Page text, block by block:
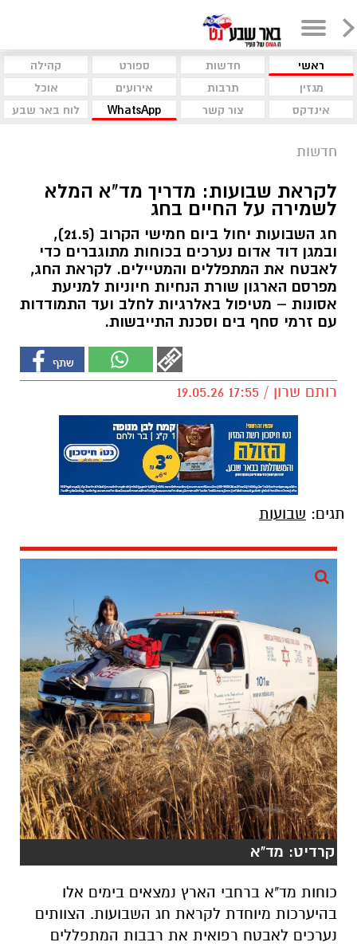
ראשי חדשות ספורט
קהילה
מגזין
תרבות אירועים
אוכל
אינדקס
צור קשר WhatsApp לוח באר שבע
חדשות
לקראת שבועות: מדריך מד"א המלא
לשמירה על החיים בחג
חג השבועות יחול ביום חמישי הקרוב (21.5),
ובמגן דוד אדום נערכים בכוחות מתוגברים כדי
לאבטח את המתפללים והמטיילים. לקראת החג,
מפרסם הארגון שורת הנחיות חיוניות למניעת
אסונות – מטיפול באלרגיות לחלב ועד התמודדות
עם זרמי סחף בים וסכנת התייבשות.
רותם שרון / 17:55 19.05.26
תגים: שבועות
קרדיט: מד"א
כוחות מד"א ברחבי הארץ נמצאים בימים אלו
בהיערכות מיוחדת לקראת חג השבועות. הצוותים
נערכים לאבטח רפואית את רבבות המתפללים